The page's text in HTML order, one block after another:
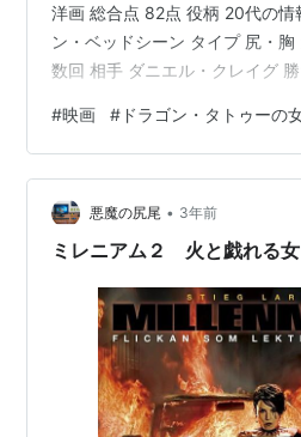
洋画 総合点 82点 役柄 20代の情
ン・ベッドシーン タイプ 尻・
数回 相手 ダニエル・クレイグ
を超えろ！小説で勝ち抜ける生
#映画 # ドラゴン・タトゥーの
悪魔の尻尾 • 3年前
ミレニアム２ 火と戯れる